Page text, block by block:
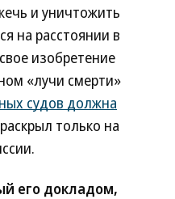
и уничтожить
на расстоянии в
изобретение
«лучи смерти»
судов должна
только на
его докладом,